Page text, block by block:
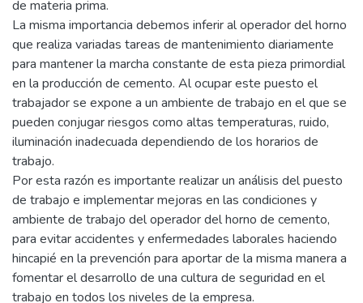
Description
En una empresa dedicada a la fabricación de cemento, el
sector del horno es caracterizado como prioritario en el
proceso de producción, ya que de él depende la generación
de materia prima.
La misma importancia debemos inferir al operador del horno
que realiza variadas tareas de mantenimiento diariamente
para mantener la marcha constante de esta pieza primordial
en la producción de cemento. Al ocupar este puesto el
trabajador se expone a un ambiente de trabajo en el que se
pueden conjugar riesgos como altas temperaturas, ruido,
iluminación inadecuada dependiendo de los horarios de
trabajo.
Por esta razón es importante realizar un análisis del puesto